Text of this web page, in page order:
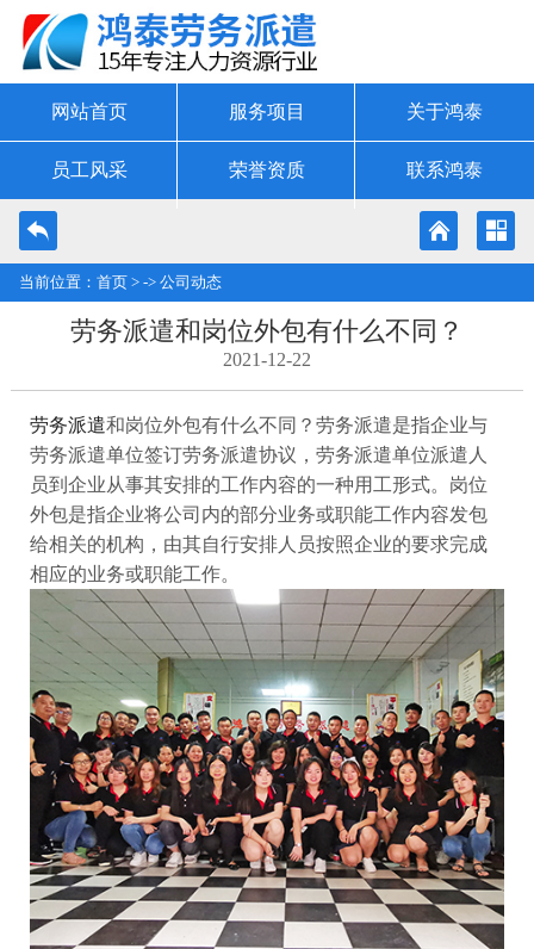
网站首页 服务项目 关于鸿泰
员工风采 荣誉资质 联系鸿泰
当前位置： 首页 > -> 公司动态
劳务派遣和岗位外包有什么不同？
2021-12-22
劳务派遣和岗位外包有什么不同？劳务派遣是指企业与
劳务派遣单位签订劳务派遣协议，劳务派遣单位派遣人
员到企业从事其安排的工作内容的一种用工形式。岗位
外包是指企业将公司内的部分业务或职能工作内容发包
给相关的机构，由其自行安排人员按照企业的要求完成
相应的业务或职能工作。